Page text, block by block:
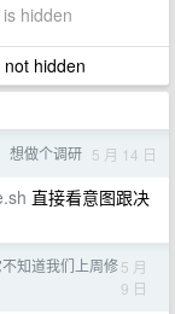
hidden
hidden
想做个调研 5 月 14 日
直接看意图跟决
知道我们上周修5 月
9 日